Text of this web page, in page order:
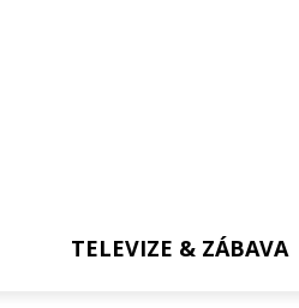
TELEVIZE & ZÁBAVA